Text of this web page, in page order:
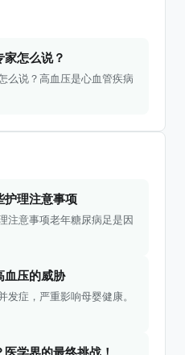
怎么说？
么说？高血压是心血管疾病
护理注意事项
注意事项老年糖尿病足是因
压的威胁
发症，严重影响母婴健康。
学界的最终挑战！